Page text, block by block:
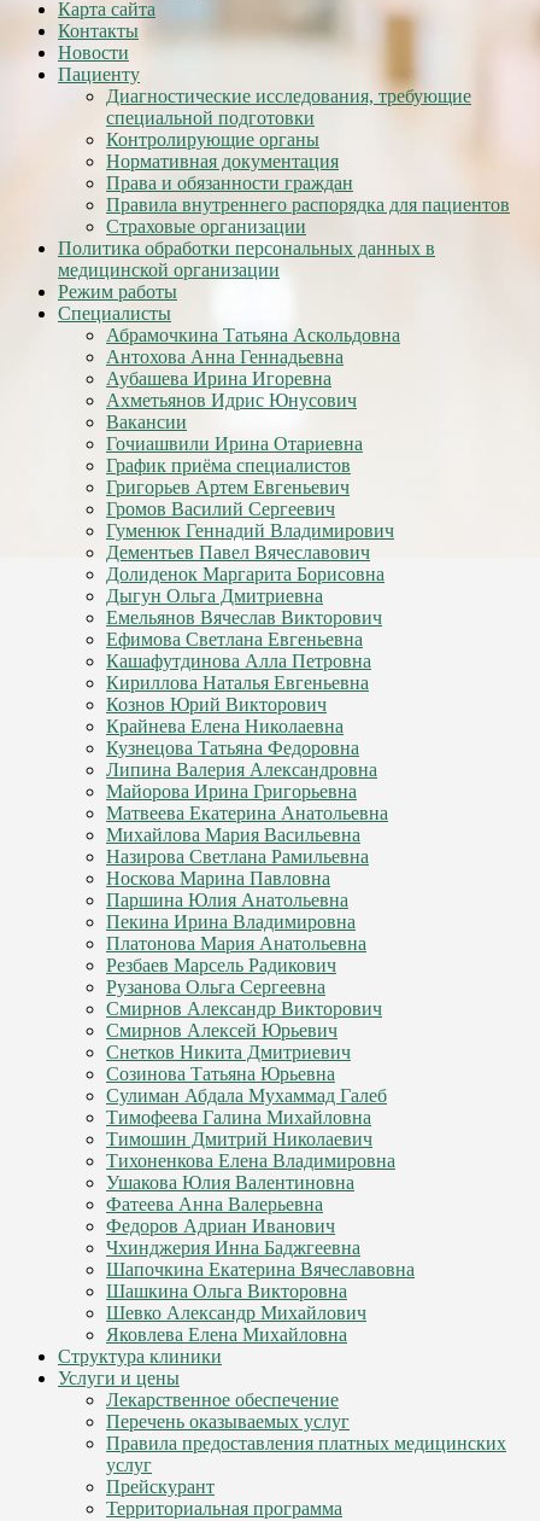
Карта сайта
Контакты
Новости
Пациенту
Диагностические исследования, требующие
специальной подготовки
Контролирующие органы
Нормативная документация
Права и обязанности граждан
Правила внутреннего распорядка для пациентов
Страховые организации
Политика обработки персональных данных в
медицинской организации
Режим работы
Специалисты
Абрамочкина Татьяна Аскольдовна
Антохова Анна Геннадьевна
Аубашева Ирина Игоревна
Ахметьянов Идрис Юнусович
Вакансии
Гочиашвили Ирина Отариевна
График приёма специалистов
Григорьев Артем Евгеньевич
Громов Василий Сергеевич
Гуменюк Геннадий Владимирович
Дементьев Павел Вячеславович
Долиденок Маргарита Борисовна
Дыгун Ольга Дмитриевна
Емельянов Вячеслав Викторович
Ефимова Светлана Евгеньевна
Кашафутдинова Алла Петровна
Кириллова Наталья Евгеньевна
Кознов Юрий Викторович
Крайнева Елена Николаевна
Кузнецова Татьяна Федоровна
Липина Валерия Александровна
Майорова Ирина Григорьевна
Матвеева Екатерина Анатольевна
Михайлова Мария Васильевна
Назирова Светлана Рамильевна
Носкова Марина Павловна
Паршина Юлия Анатольевна
Пекина Ирина Владимировна
Платонова Мария Анатольевна
Резбаев Марсель Радикович
Рузанова Ольга Сергеевна
Смирнов Александр Викторович
Смирнов Алексей Юрьевич
Снетков Никита Дмитриевич
Созинова Татьяна Юрьевна
Сулиман Абдала Мухаммад Галеб
Тимофеева Галина Михайловна
Тимошин Дмитрий Николаевич
Тихоненкова Елена Владимировна
Ушакова Юлия Валентиновна
Фатеева Анна Валерьевна
Федоров Адриан Иванович
Чхинджерия Инна Баджгеевна
Шапочкина Екатерина Вячеславовна
Шашкина Ольга Викторовна
Шевко Александр Михайлович
Яковлева Елена Михайловна
Структура клиники
Услуги и цены
Лекарственное обеспечение
Перечень оказываемых услуг
Правила предоставления платных медицинских
услуг
Прейскурант
Территориальная программа